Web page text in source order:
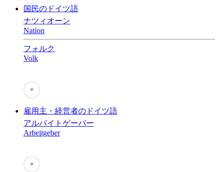
国民のドイツ語
ナツィオーン
Nation
フォルク
Volk
♥
雇用主・経営者のドイツ語
アルバイトゲーバー
Arbeitgeber
♥